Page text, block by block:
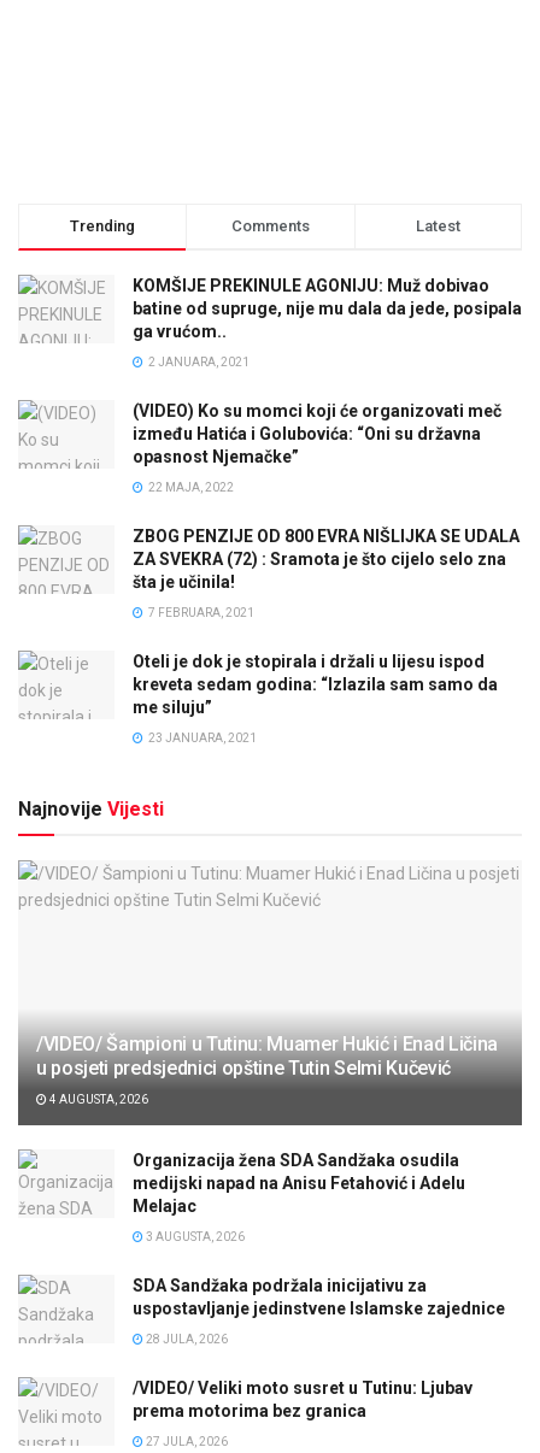
Trending Comments Latest
KOMŠIJE PREKINULE AGONIJU: Muž dobivao
batine od supruge, nije mu dala da jede, posipala
ga vrućom..
2 JANUARA, 2021
(VIDEO) Ko su momci koji će organizovati meč
između Hatića i Golubovića: “Oni su državna
opasnost Njemačke”
22 MAJA, 2022
ZBOG PENZIJE OD 800 EVRA NIŠLIJKA SE UDALA
ZA SVEKRA (72) : Sramota je što cijelo selo zna
šta je učinila!
7 FEBRUARA, 2021
Oteli je dok je stopirala i držali u lijesu ispod
kreveta sedam godina: “Izlazila sam samo da
me siluju”
23 JANUARA, 2021
Najnovije Vijesti
/VIDEO/ Šampioni u Tutinu: Muamer Hukić i Enad Ličina
u posjeti predsjednici opštine Tutin Selmi Kučević
4 AUGUSTA, 2026
Organizacija žena SDA Sandžaka osudila
medijski napad na Anisu Fetahović i Adelu
Melajac
3 AUGUSTA, 2026
SDA Sandžaka podržala inicijativu za
uspostavljanje jedinstvene Islamske zajednice
28 JULA, 2026
/VIDEO/ Veliki moto susret u Tutinu: Ljubav
prema motorima bez granica
27 JULA, 2026